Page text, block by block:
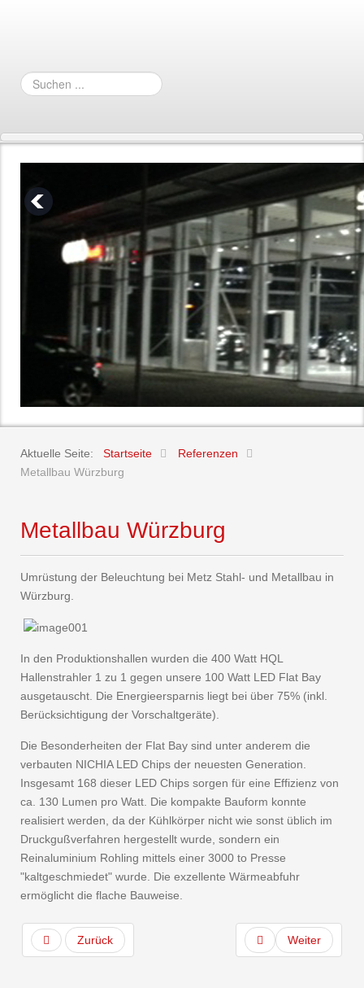
Suchen
...
Aktuelle Seite: Startseite
Referenzen
Metallbau Würzburg
Metallbau Würzburg
Umrüstung der Beleuchtung bei Metz Stahl- und Metallbau in
Würzburg.
In den Produktionshallen wurden die 400 Watt HQL
Hallenstrahler 1 zu 1 gegen unsere 100 Watt LED Flat Bay
ausgetauscht. Die Energieersparnis liegt bei über 75% (inkl.
Berücksichtigung der Vorschaltgeräte).
Die Besonderheiten der Flat Bay sind unter anderem die
verbauten NICHIA LED Chips der neuesten Generation.
Insgesamt 168 dieser LED Chips sorgen für eine Effizienz von
ca. 130 Lumen pro Watt. Die kompakte Bauform konnte
realisiert werden, da der Kühlkörper nicht wie sonst üblich im
Druckgußverfahren hergestellt wurde, sondern ein
Reinaluminium Rohling mittels einer 3000 to Presse
"kaltgeschmiedet" wurde. Die exzellente Wärmeabfuhr
ermöglicht die flache Bauweise.
Zurück Weiter